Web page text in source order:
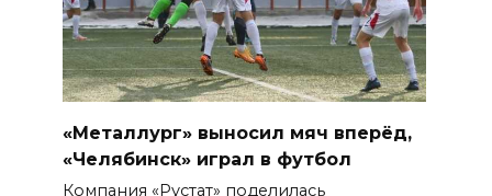
«Металлург» выносил мяч вперёд,
«Челябинск» играл в футбол
Компания «Рустат» поделилась